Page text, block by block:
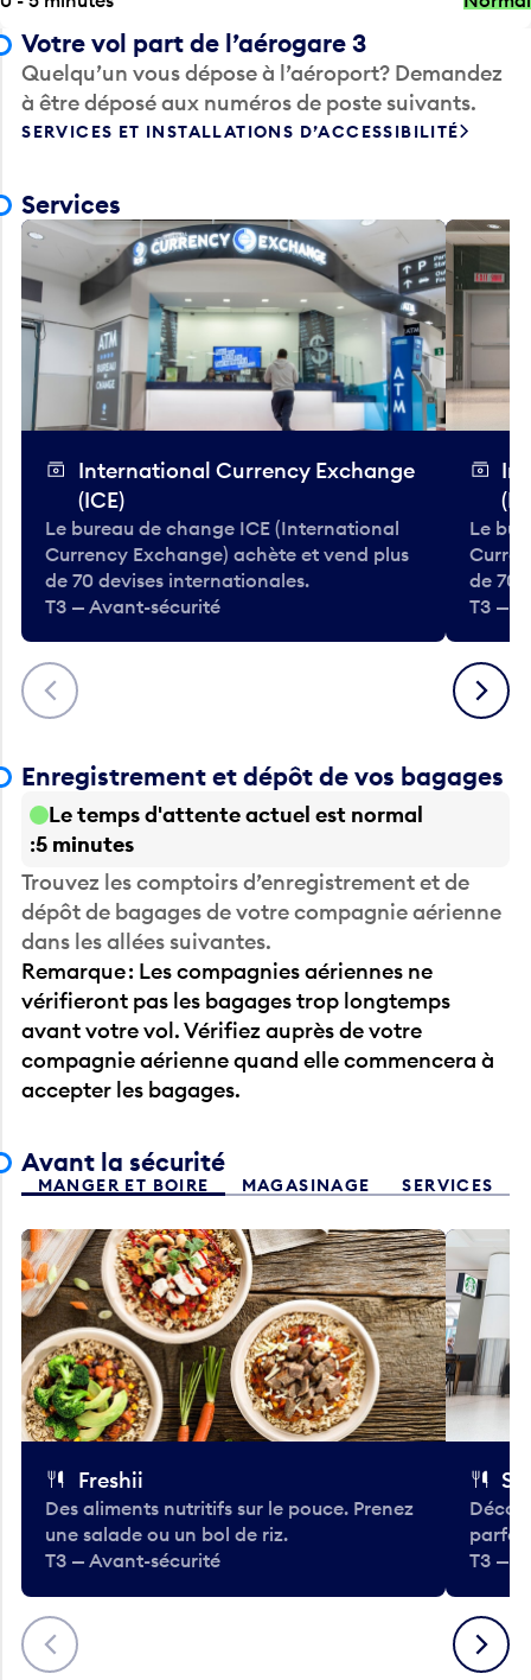
Votre vol part de l’aérogare 3
Quelqu’un vous dépose à l’aéroport? Demandez
à être déposé aux numéros de poste suivants.
SERVICES ET INSTALLATIONS D’ACCESSIBILITÉ
(ICE)
Le bureau de change ICE (International
Currency Exchange) achète et vend plus
de 70 devises internationales.
T3 — Avant-sécurité
Le
de 70
T3 —
Le temps d'attente actuel est normal
5 minutes
Trouvez les comptoirs d’enregistrement et de
dépôt de bagages de votre compagnie aérienne
dans les allées suivantes.
Remarque : Les compagnies aériennes ne
vérifieront pas les bagages trop longtemps
avant votre vol. Vérifiez auprès de votre
compagnie aérienne quand elle commencera à
accepter les bagages.
MANGER ET BOIRE
Précédent
Des aliments nutritifs sur le pouce. Prenez
une salade ou un bol de riz.
T3 — Avant-sécurité
T3 —
Suivant